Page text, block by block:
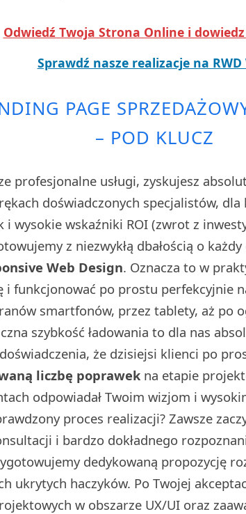
Odwiedź Twoja Strona Online i
Sprawdź nasze realizacje na RWD
PAGE
– POD KLUCZ
profesjonalne usługi, zyskujesz
doświadczonych specjalistów,
i wysokie wskaźniki ROI (zwrot z
z niezwykłą dbałością o
Web Design. Oznacza to w
i funkcjonować po prostu perfekcyjnie
smartfonów, przez tablety, aż
szybkość ładowania to dla nas
że dzisiejsi klienci po
liczbę poprawek na etapie
odpowiadał Twoim wizjom i
proces realizacji? Zawsze
i bardzo dokładnego
dedykowaną propozycję
ukrytych haczyków. Po Twojej
w obszarze UX/UI oraz